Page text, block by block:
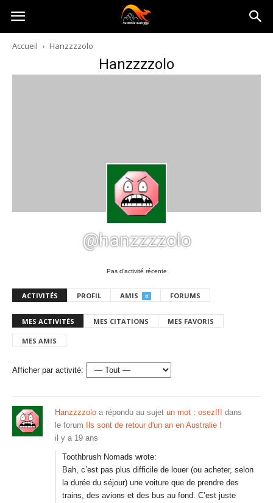
Australia-
australie.com
Accueil Hanzzzzolo
Hanzzzzolo
@hanzzzzolo
Pas d’activité récente
ACTIVITÉS PROFIL AMIS 0 FORUMS
MES ACTIVITÉS MES CITATIONS MES FAVORIS
MES AMIS
Afficher par activité:
Hanzzzzolo a répondu au sujet un mot : osez!!! dans
le forum
Ils sont de retour d'un an en Australie !
il y a 19 ans
Toothbrush Nomads wrote:
Bah, c’est pas plus difficile de louer (ou acheter, selon
la durée du séjour) une voiture que de prendre des
trains, des avions et des bus au fond. C’est juste